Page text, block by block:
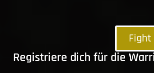
Fight
Registriere dich für die